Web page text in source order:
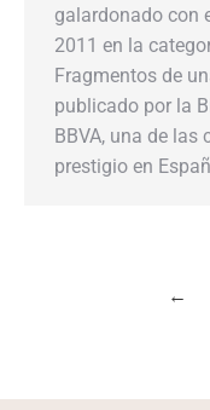
galardonado con
2011 en la
Fragmentos de
publicado por la
BBVA, una de las
prestigio en
←